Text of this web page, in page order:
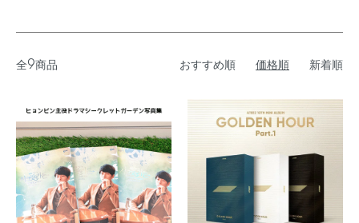
全9商品 おすすめ順 価格順 新着順